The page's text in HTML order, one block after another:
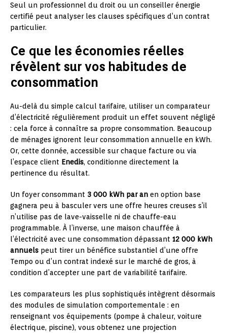
Seul un professionnel du droit ou un conseiller énergie
certifié peut analyser les clauses spécifiques d’un contrat
particulier.
Ce que les économies réelles
révèlent sur vos habitudes de
consommation
Au-delà du simple calcul tarifaire, utiliser un comparateur
d’électricité régulièrement produit un effet souvent négligé
: cela force à connaître sa propre consommation. Beaucoup
de ménages ignorent leur consommation annuelle en kWh.
Or, cette donnée, accessible sur chaque facture ou via
l’espace client Enedis, conditionne directement la
pertinence du résultat.
Un foyer consommant 3 000 kWh par an en option base
gagnera peu à basculer vers une offre heures creuses s’il
n’utilise pas de lave-vaisselle ni de chauffe-eau
programmable. À l’inverse, une maison chauffée à
l’électricité avec une consommation dépassant 12 000 kWh
annuels peut tirer un bénéfice substantiel d’une offre
Tempo ou d’un contrat indexé sur le marché de gros, à
condition d’accepter une part de variabilité tarifaire.
Les comparateurs les plus sophistiqués intègrent désormais
des modules de simulation comportementale : en
renseignant vos équipements (pompe à chaleur, voiture
électrique, piscine), vous obtenez une projection